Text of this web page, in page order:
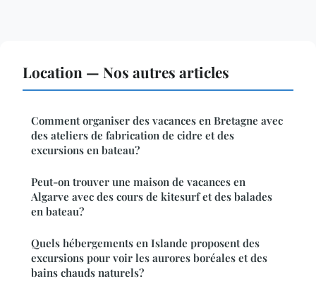
Location — Nos autres articles
Comment organiser des vacances en Bretagne avec
des ateliers de fabrication de cidre et des
excursions en bateau?
Peut-on trouver une maison de vacances en
Algarve avec des cours de kitesurf et des balades
en bateau?
Quels hébergements en Islande proposent des
excursions pour voir les aurores boréales et des
bains chauds naturels?